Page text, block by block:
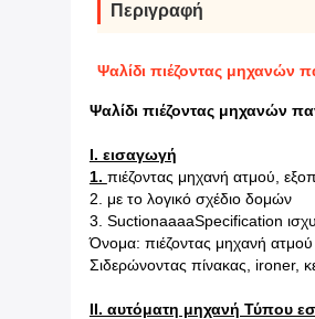
Περιγραφή
Ψαλίδι πιέζοντας μηχανών
Ψαλίδι πιέζοντας μηχανών
Ι. εισαγωγή
1. πιέζοντας μηχανή ατμού,
2. με το λογικό σχέδιο δομών
3. SuctionaaaaSpecification
Όνομα: πιέζοντας μηχανή ατμού
Σιδερώνοντας πίνακας, ironer,
ΙΙ. αυτόματη μηχανή Τύπου